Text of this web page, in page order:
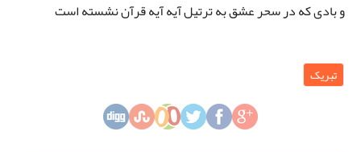
و بادی که در سحر عشق به ترتیل آیه آیه قرآن نشسته است
تبریک